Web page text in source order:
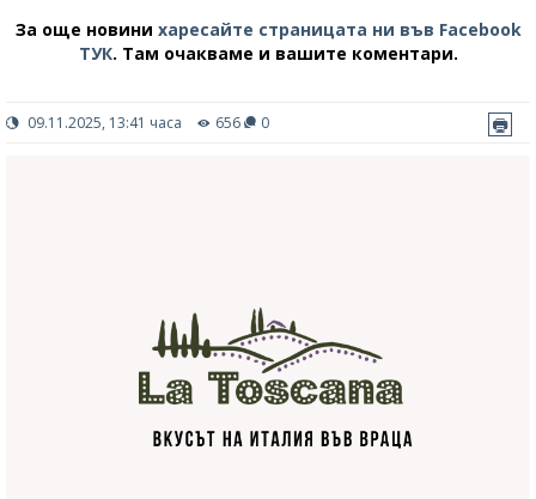
За още новини харесайте страницата ни във Facebook
ТУК. Там очакваме и вашите коментари.
09.11.2025, 13:41 часа 656 0